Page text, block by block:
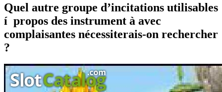
Quel autre groupe d’incitations utilisables
í propos des instrument à avec
complaisantes nécessiterais-on rechercher
?